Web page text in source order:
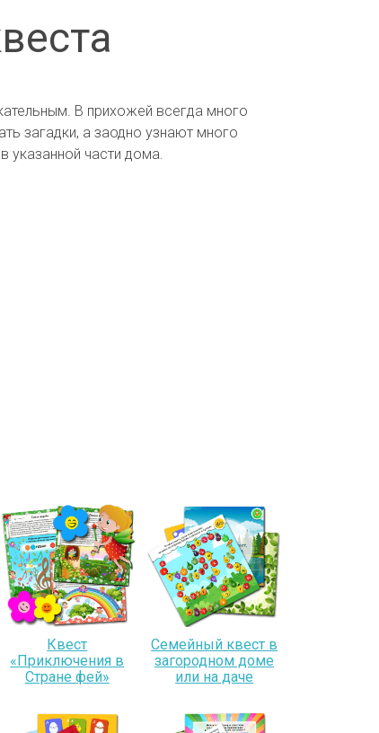
В прихожей всегда много
загадки, а заодно узнают много
указанной части дома.
Квест
«Приключения в
Стране фей»
Семейный квест в
загородном доме
или на даче